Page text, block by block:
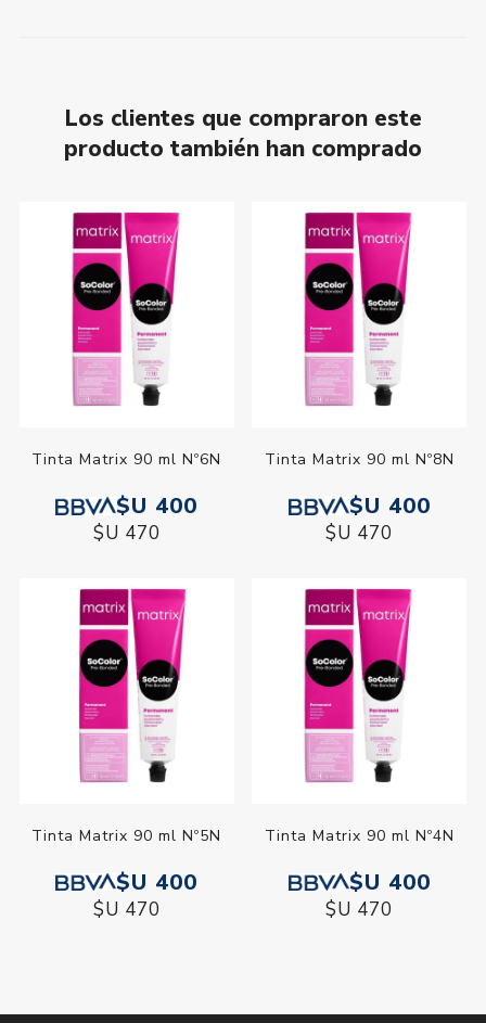
Los clientes que compraron este
producto también han comprado
Tinta Matrix 90 ml Nº6N
$U 400
$U 470
Tinta Matrix 90 ml Nº8N
$U 400
$U 470
Tinta Matrix 90 ml Nº5N
$U 400
$U 470
Tinta Matrix 90 ml Nº4N
$U 400
$U 470